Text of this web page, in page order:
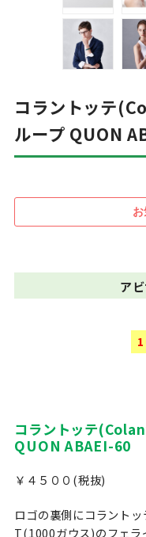
コラントッテ
ループ QUON
ア
コラントッテ
QUON ABAEI-60
￥４５００(税抜)
ロゴの裏側にコラント
T(1000ガウス)のフェラ